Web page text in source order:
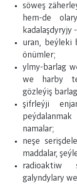
söweş
hem-de
kadalaşdyryjy
uran, beýleki
önümler;
ylmy-barlag
we harby
gözleýiş
şifrleýji
namalar;
neşe
maddalar,
radioaktiw
galyndylary